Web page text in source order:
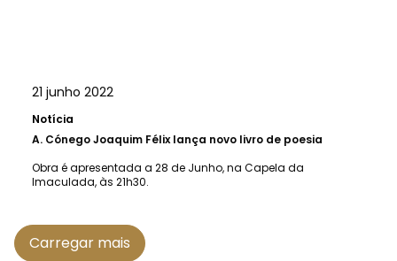
21 junho 2022
Notícia
A. Cónego Joaquim Félix lança novo livro de poesia
Obra é apresentada a 28 de Junho, na Capela da
Imaculada, às 21h30.
Carregar mais